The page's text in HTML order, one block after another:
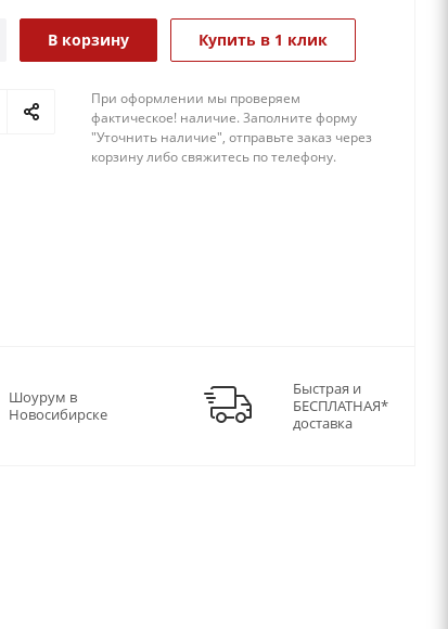
В корзину Купить в 1 клик
При оформлении мы проверяем
фактическое! наличие. 3аполните форму
"Уточнить наличие", отправьте заказ через
корзину либо свяжитесь по телефону.
Шоурум в
Новосибирске
Быстрая и
БЕСПЛАТНАЯ*
доставка